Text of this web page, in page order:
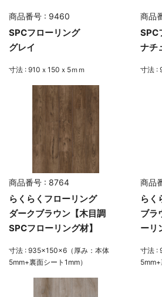
商品番号 : 9460
SPCフローリング
グレイ
寸法 : 910ｘ150ｘ5ｍｍ
商品
SPC
ナチ
寸法 :
商品番号 : 8764
らくらくフローリング
ダークブラウン【木目調
SPCフローリング材】
寸法 : 935×150×6（厚み：本体
5mm+裏面シート1mm）
商品
らく
ブラ
ーリ
寸法 :
5mm+